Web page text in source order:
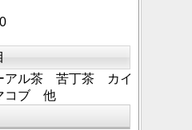
アル茶 苦丁茶 カイ
コブ 他